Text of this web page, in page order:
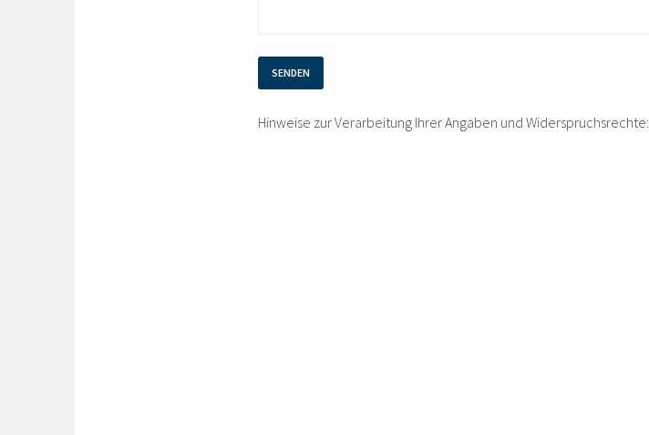
Hinweise zur Verarbeitung Ihrer Angaben und Widerspruchsrechte: